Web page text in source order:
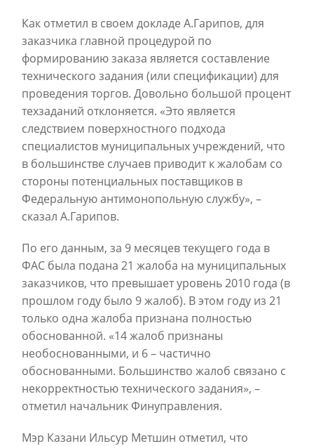
Как отметил в своем докладе А.Гарипов, для
заказчика главной процедурой по
формированию заказа является составление
технического задания (или спецификации) для
проведения торгов. Довольно большой процент
техзаданий отклоняется. «Это является
следствием поверхностного подхода
специалистов муниципальных учреждений, что
в большинстве случаев приводит к жалобам со
стороны потенциальных поставщиков в
Федеральную антимонопольную службу», –
сказал А.Гарипов.
По его данным, за 9 месяцев текущего года в
ФАС была подана 21 жалоба на муниципальных
заказчиков, что превышает уровень 2010 года (в
прошлом году было 9 жалоб). В этом году из 21
только одна жалоба признана полностью
обоснованной. «14 жалоб признаны
необоснованными, и 6 – частично
обоснованными. Большинство жалоб связано с
некорректностью технического задания», –
отметил начальник Финуправления.
Мэр Казани Ильсур Метшин отметил, что